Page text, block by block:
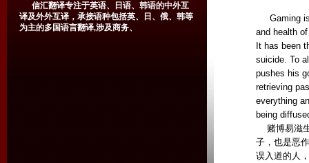
信汇翻译专注于英语、日语、韩语的中外互
译及外外互译，承接语种包括英、日、俄、韩等
为主的多国语言翻译,涉及商务、
Gaming is
and health
It has been
suicide. To
pushes his
retrieving
everything
being
赌博易滋
子，也是恶
误入道的人